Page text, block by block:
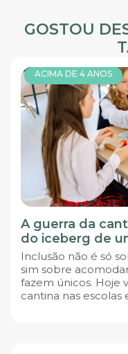
GOSTOU
ACIMA DE 4 ANOS
A guerra da
do iceberg de
Inclusão não é só
sim sobre
fazem únicos. Hoje
cantina nas escolas